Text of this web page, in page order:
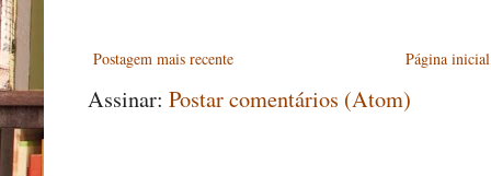
Postagem mais recente Página inicial
Assinar: Postar comentários (Atom)